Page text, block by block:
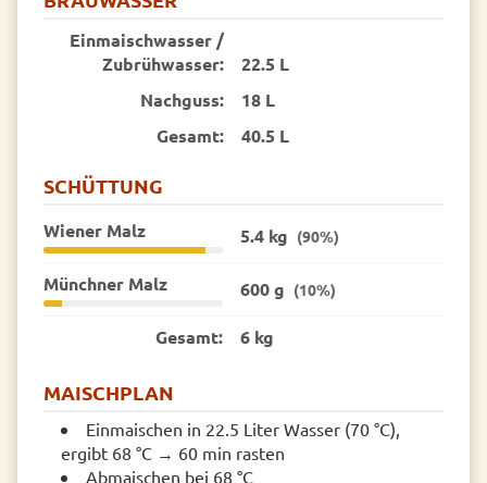
Einmaischwasser /
Zubrühwasser:
22.5 L
Nachguss:
18 L
Gesamt:
40.5 L
SCHÜTTUNG
Wiener Malz 5.4 kg (90%)
Münchner Malz 600 g (10%)
Gesamt: 6 kg
MAISCHPLAN
Einmaischen in 22.5 Liter Wasser (70 °C),
ergibt 68 °C → 60 min rasten
Abmaischen bei 68 °C